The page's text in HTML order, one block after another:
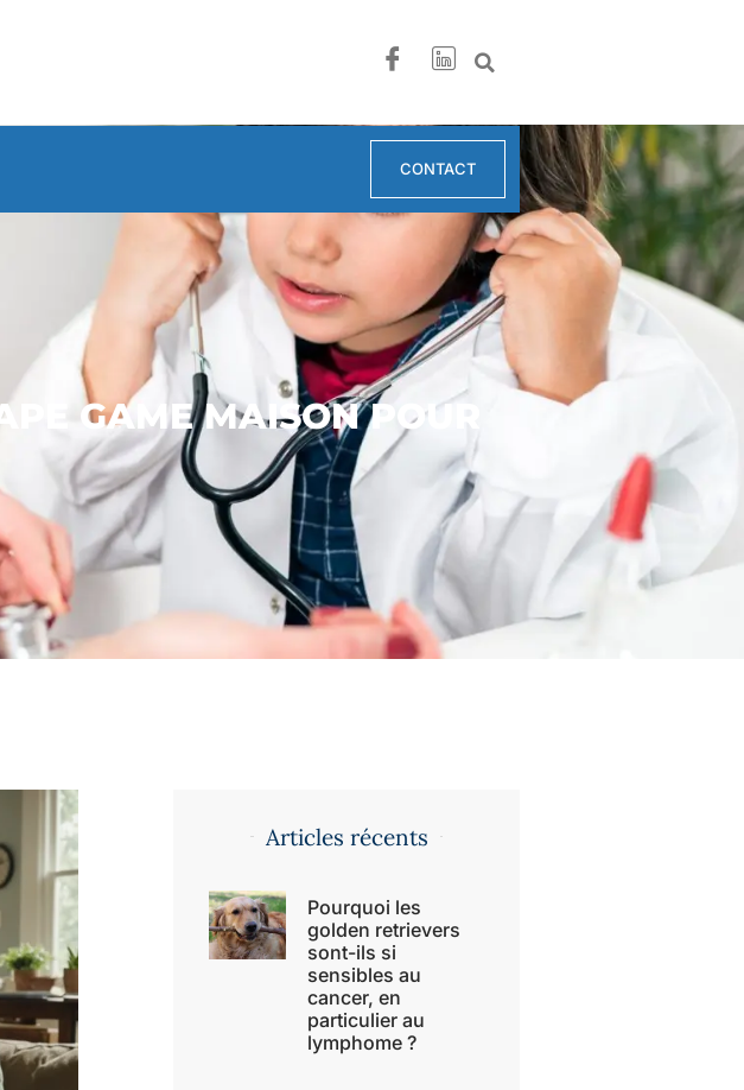
CONTACT
GAME MAISON POUR
Articles récents
Pourquoi les
golden retrievers
sont-ils si
sensibles au
cancer, en
particulier au
lymphome ?